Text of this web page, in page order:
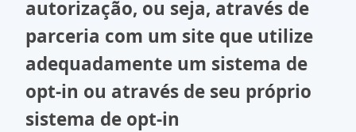
autorização, ou seja, através de
parceria com um site que utilize
adequadamente um sistema de
opt-in ou através de seu próprio
sistema de opt-in